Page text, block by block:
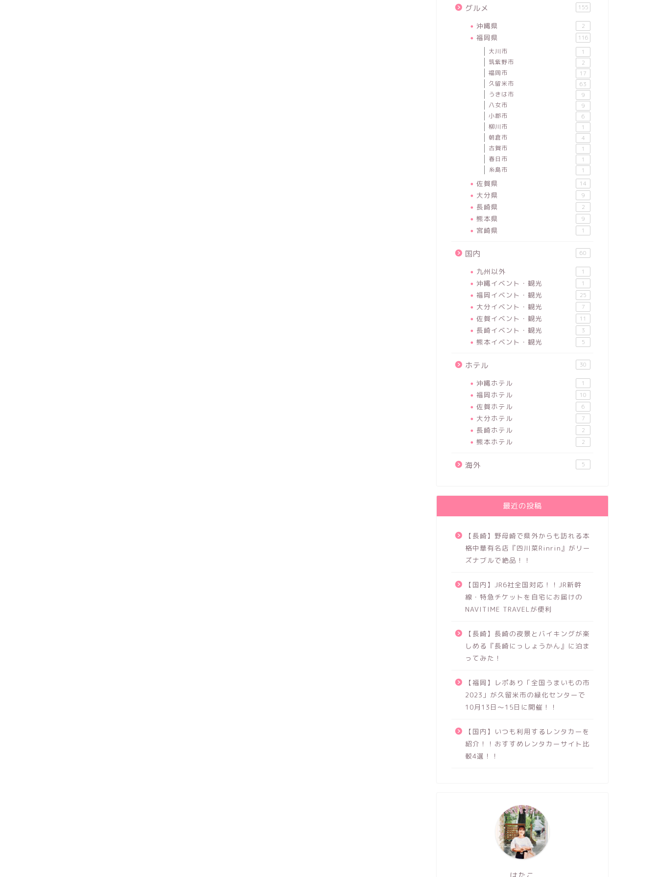
グルメ 155
沖縄県 2
福岡県 116
大川市 1
筑紫野市 2
福岡市 17
久留米市 63
うきは市 9
八女市 9
小郡市 6
柳川市 1
朝倉市 4
古賀市 1
春日市 1
糸島市 1
佐賀県 14
大分県 9
長崎県 2
熊本県 9
宮崎県 1
国内 60
九州以外 1
沖縄イベント・観光 1
福岡イベント・観光 25
大分イベント・観光 7
佐賀イベント・観光 11
長崎イベント・観光 3
熊本イベント・観光 5
ホテル 30
沖縄ホテル 1
福岡ホテル 10
佐賀ホテル 6
大分ホテル 7
長崎ホテル 2
熊本ホテル 2
海外 5
最近の投稿
【長崎】野母崎で県外からも訪れる本
格中華有名店『四川菜Rinrin』がリー
ズナブルで絶品！！
【国内】JR6社全国対応！！JR新幹
線・特急チケットを自宅にお届けの
NAVITIME TRAVELが便利
【長崎】長崎の夜景とバイキングが楽
しめる『長崎にっしょうかん』に泊ま
ってみた！
【福岡】レポあり「全国うまいもの市
2023」が久留米市の緑化センターで
10月13日～15日に開催！！
【国内】いつも利用するレンタカーを
紹介！！おすすめレンタカーサイト比
較4選！！